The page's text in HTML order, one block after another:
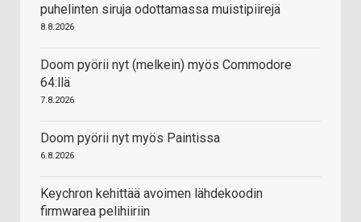
puhelinten siruja odottamassa muistipiirejä
8.8.2026
Doom pyörii nyt (melkein) myös Commodore
64:llä
7.8.2026
Doom pyörii nyt myös Paintissa
6.8.2026
Keychron kehittää avoimen lähdekoodin
firmwarea pelihiiriin